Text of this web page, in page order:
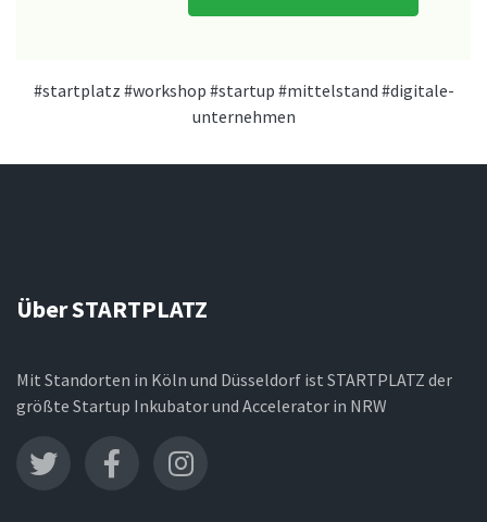
#startplatz #workshop #startup #mittelstand #digitale-
unternehmen
Über STARTPLATZ
Mit Standorten in Köln und Düsseldorf ist STARTPLATZ der
größte Startup Inkubator und Accelerator in NRW